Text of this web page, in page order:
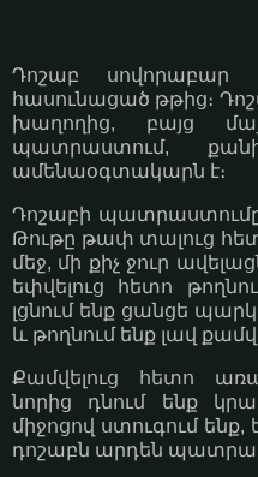
Դոշաբ
հասունացած թթից։
խաղողից, բայց
պատրաստում,
ամենաօգտակարն է։
Դոշաբի պատրաստումը
Թութը թափ տալուց
մեջ, մի քիչ ջուր
եփվելուց հետո
լցնում ենք ցանցե
և թողնում ենք լավ
Քամվելուց հետո
նորից դնում ենք
միջոցով ստուգում ենք,
դոշաբն արդեն